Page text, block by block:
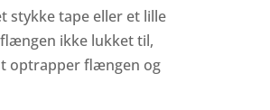
stykke tape eller et lille
ikke lukket til,
optrapper flængen og